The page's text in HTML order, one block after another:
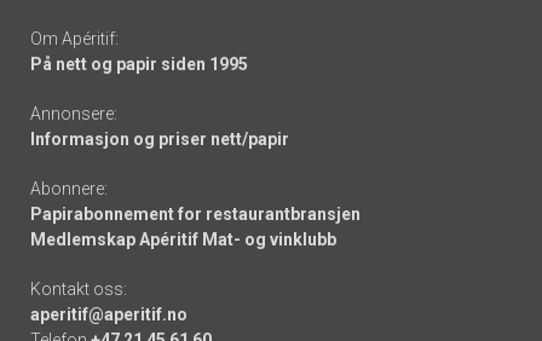
Om Apéritif:
På nett og papir siden 1995
Annonsere:
Informasjon og priser nett/papir
Abonnere:
Papirabonnement for restaurantbransjen
Medlemskap Apéritif Mat- og vinklubb
Kontakt oss:
aperitif@aperitif.no